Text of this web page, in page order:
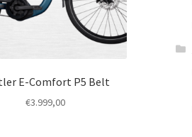
E-Comfort P5 Belt
€3.999,00